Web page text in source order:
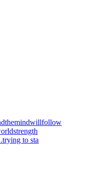
to sta